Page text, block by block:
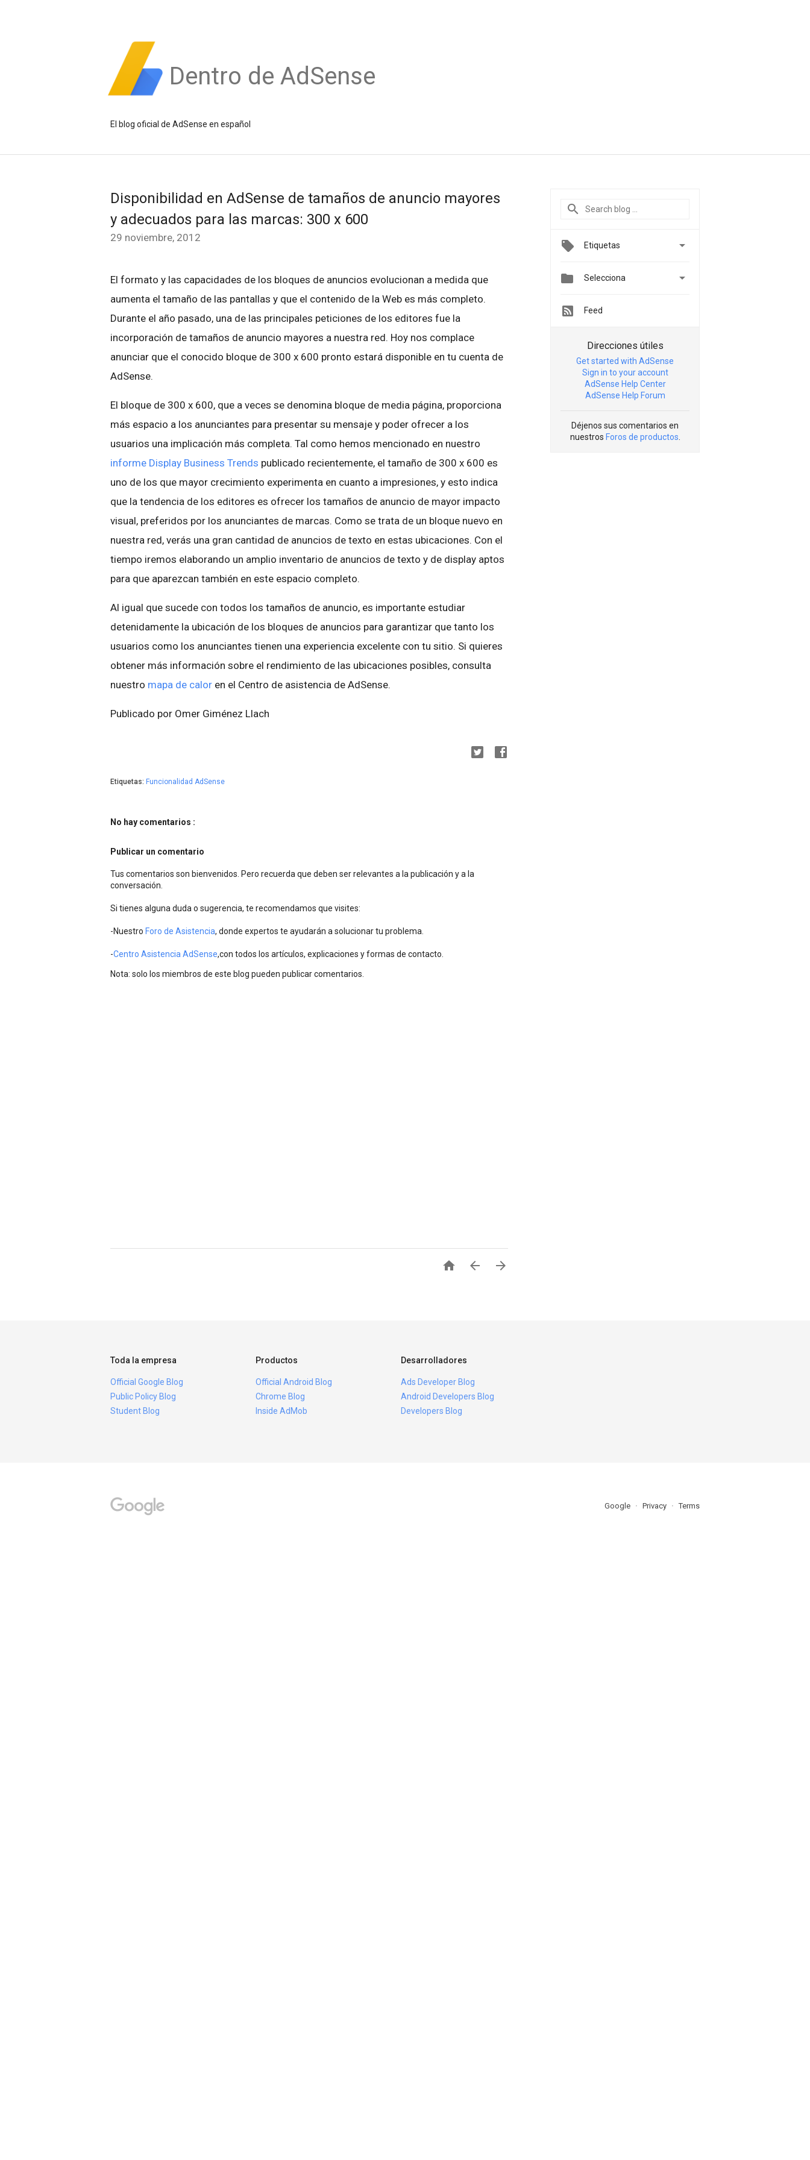
Dentro de AdSense
El blog oficial de AdSense en español
Disponibilidad en AdSense de tamaños de anuncio mayores
y adecuados para las marcas: 300 x 600
29 noviembre, 2012
El formato y las capacidades de los bloques de anuncios evolucionan a medida que
aumenta el tamaño de las pantallas y que el contenido de la Web es más completo.
Durante el año pasado, una de las principales peticiones de los editores fue la
incorporación de tamaños de anuncio mayores a nuestra red. Hoy nos complace
anunciar que el conocido bloque de 300 x 600 pronto estará disponible en tu cuenta de
AdSense.
El bloque de 300 x 600, que a veces se denomina bloque de media página, proporciona
más espacio a los anunciantes para presentar su mensaje y poder ofrecer a los
usuarios una implicación más completa. Tal como hemos mencionado en nuestro
informe Display Business Trends publicado recientemente, el tamaño de 300 x 600 es
uno de los que mayor crecimiento experimenta en cuanto a impresiones, y esto indica
que la tendencia de los editores es ofrecer los tamaños de anuncio de mayor impacto
visual, preferidos por los anunciantes de marcas. Como se trata de un bloque nuevo en
nuestra red, verás una gran cantidad de anuncios de texto en estas ubicaciones. Con el
tiempo iremos elaborando un amplio inventario de anuncios de texto y de display aptos
para que aparezcan también en este espacio completo.
Al igual que sucede con todos los tamaños de anuncio, es importante estudiar
detenidamente la ubicación de los bloques de anuncios para garantizar que tanto los
usuarios como los anunciantes tienen una experiencia excelente con tu sitio. Si quieres
obtener más información sobre el rendimiento de las ubicaciones posibles, consulta
nuestro mapa de calor en el Centro de asistencia de AdSense.
Publicado por Omer Giménez Llach
Etiquetas: Funcionalidad AdSense
No hay comentarios :
Publicar un comentario
Tus comentarios son bienvenidos. Pero recuerda que deben ser relevantes a la publicación y a la
conversación.
Si tienes alguna duda o sugerencia, te recomendamos que visites:
-Nuestro Foro de Asistencia, donde expertos te ayudarán a solucionar tu problema.
-Centro Asistencia AdSense,con todos los artículos, explicaciones y formas de contacto.
Nota: solo los miembros de este blog pueden publicar comentarios.
  
Etiquetas 
 Selecciona 
Feed
Direcciones útiles
Get started with AdSense
Sign in to your account
AdSense Help Center
AdSense Help Forum
Déjenos sus comentarios en
nuestros Foros de productos
Toda la empresa
Official Google Blog
Public Policy Blog
Student Blog
Productos
Official Android Blog
Chrome Blog
Inside AdMob
Desarrolladores
Ads Developer Blog
Android Developers Blog
Developers Blog
Google Privacy Terms